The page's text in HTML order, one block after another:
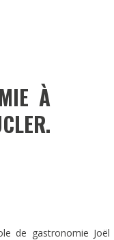
À
de gastronomie Joël